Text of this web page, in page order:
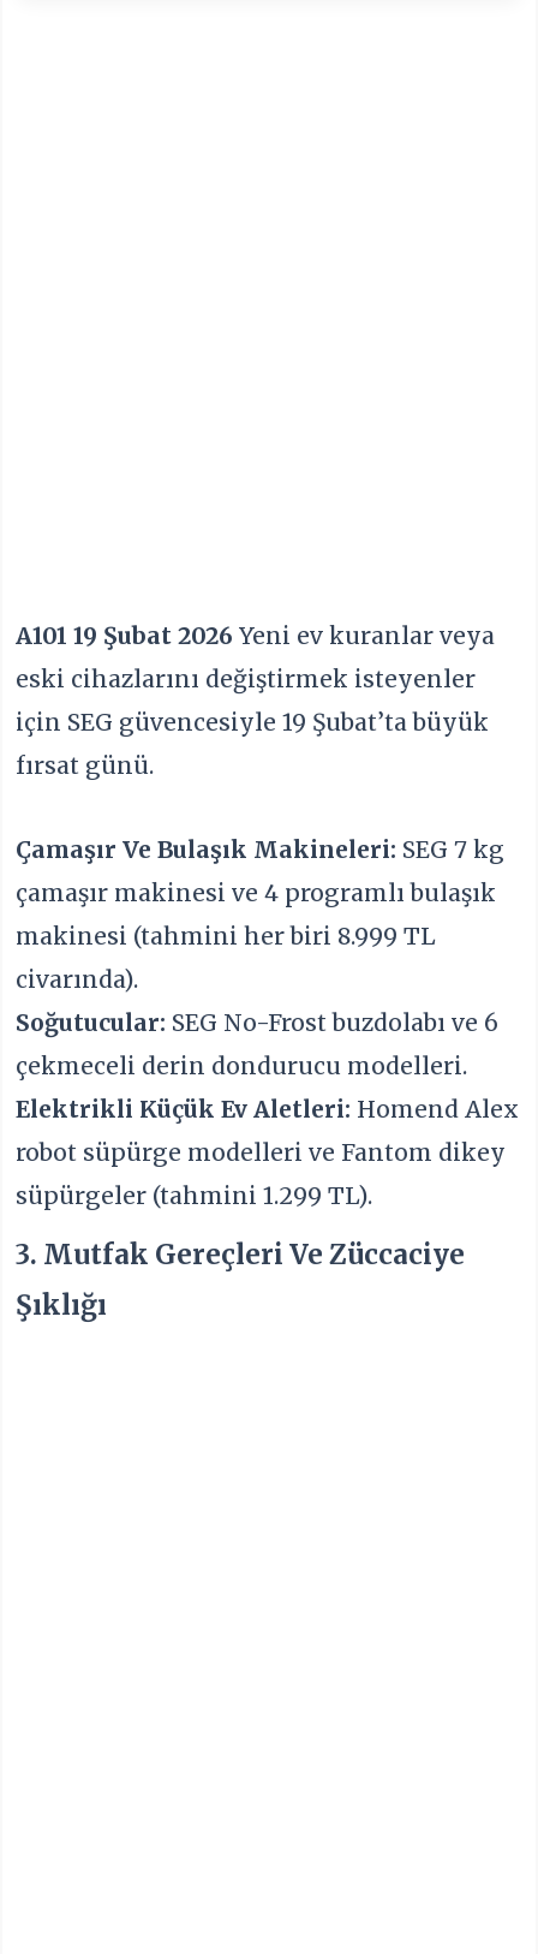
A101 19 Şubat 2026Yeni ev kuranlar veya
eski cihazlarını değiştirmek isteyenler
için SEG güvencesiyle 19 Şubat’ta büyük
fırsat günü.
Çamaşır Ve Bulaşık Makineleri: SEG 7 kg
çamaşır makinesi ve 4 programlı bulaşık
makinesi (tahmini her biri 8.999 TL
civarında).
Soğutucular: SEG No-Frost buzdolabı ve 6
çekmeceli derin dondurucu modelleri.
Elektrikli Küçük Ev Aletleri: Homend Alex
robot süpürge modelleri ve Fantom dikey
süpürgeler (tahmini 1.299 TL).
3. Mutfak Gereçleri Ve Züccaciye
Şıklığı